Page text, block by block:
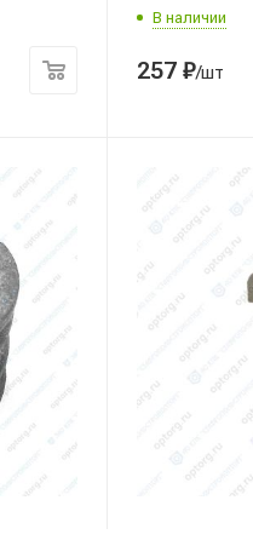
В наличии
257 ₽/шт